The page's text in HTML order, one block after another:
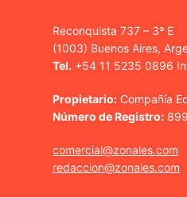
Reconquista 737 – 3º E
(1003) Buenos Aires,
Tel. +54 11 5235 0896
Propietario: Compañía
Número de Registro:
comercial@zonales.com
redaccion@zonales.com